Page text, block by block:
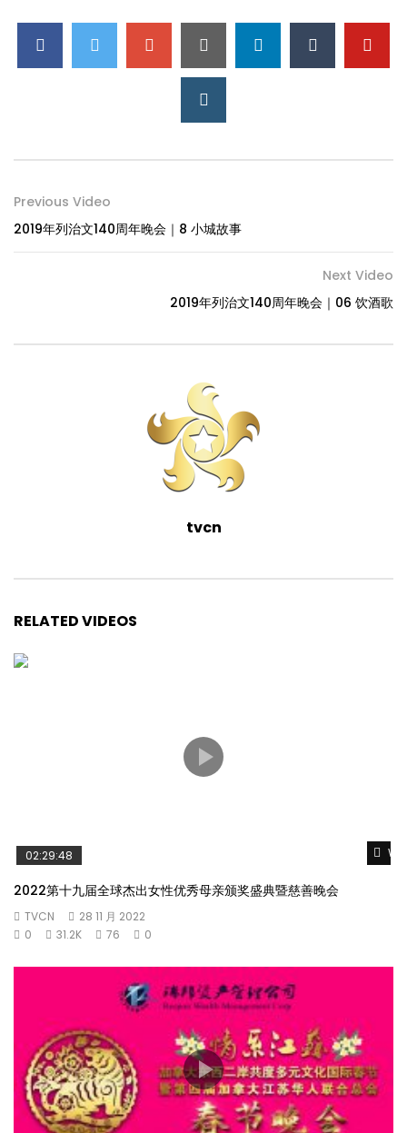
Previous Video
2019年列治文140周年晚会｜8 小城故事
Next Video
2019年列治文140周年晚会｜06 饮酒歌
tvcn
RELATED VIDEOS
02:29:48
2022第十九届全球杰出女性优秀母亲颁奖盛典暨慈善晚会
TVCN
28 11 月 2022
0
31.2K 76 0